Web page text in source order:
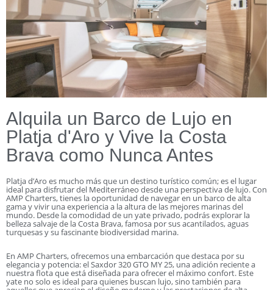
Alquila un Barco de Lujo en
Platja d'Aro y Vive la Costa
Brava como Nunca Antes
Platja d’Aro es mucho más que un destino turístico común; es el lugar
ideal para disfrutar del Mediterráneo desde una perspectiva de lujo. Con
AMP Charters, tienes la oportunidad de navegar en un barco de alta
gama y vivir una experiencia a la altura de las mejores marinas del
mundo. Desde la comodidad de un yate privado, podrás explorar la
belleza salvaje de la Costa Brava, famosa por sus acantilados, aguas
turquesas y su fascinante biodiversidad marina.
En AMP Charters, ofrecemos una embarcación que destaca por su
elegancia y potencia: el Saxdor 320 GTO MY 25, una adición reciente a
nuestra flota que está diseñada para ofrecer el máximo confort. Este
yate no solo es ideal para quienes buscan lujo, sino también para